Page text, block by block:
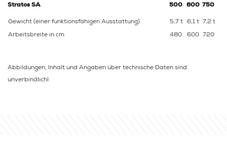
Stratos SA 500 600 750
Gewicht (einer funktionsfähigen Ausstattung) 5,7 t 6,1 t 7,2 t
Arbeitsbreite in cm 480 600 720
Abbildungen, Inhalt und Angaben über technische Daten sind
unverbindlich!